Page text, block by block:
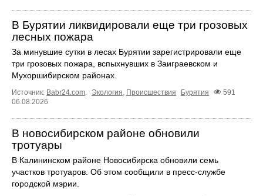
В Бурятии ликвидировали еще три грозовых
лесных пожара
За минувшие сутки в лесах Бурятии зарегистрировали еще
три грозовых пожара, вспыхнувших в Заиграевском и
Мухоршибирском районах.
Источник: Babr24.com. Экология, Происшествия Бурятия
591
06.08.2026
В новосибирском районе обновили
тротуары
В Калининском районе Новосибирска обновили семь
участков тротуаров. Об этом сообщили в пресс-службе
городской мэрии.